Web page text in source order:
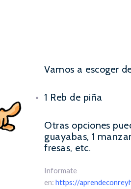
Vamos a escoger
1 Reb de piña
Otras opciones
guayabas, 1
fresas, etc.
Informate
en:https://